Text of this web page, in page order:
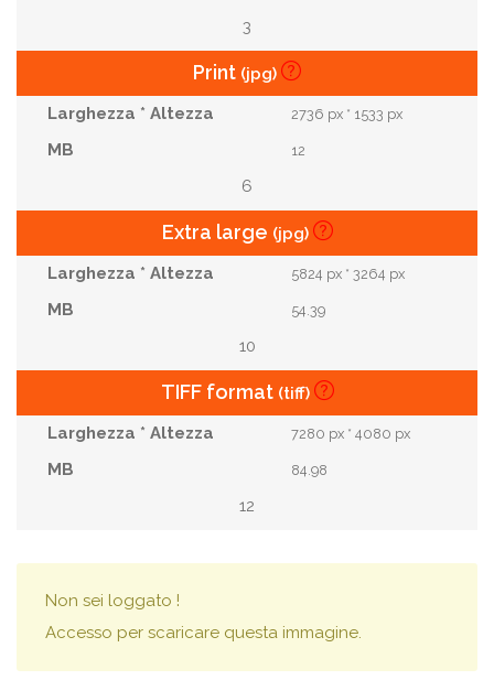
3
Print (jpg)
2736 px * 1533 px
12
6
Extra large (jpg)
5824 px * 3264 px
54.39
10
TIFF format (tiff)
7280 px * 4080 px
84.98
12
Non sei loggato !
Accesso per scaricare questa immagine.